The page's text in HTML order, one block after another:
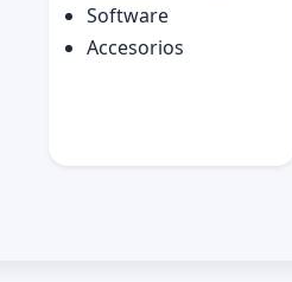
Software
Accesorios